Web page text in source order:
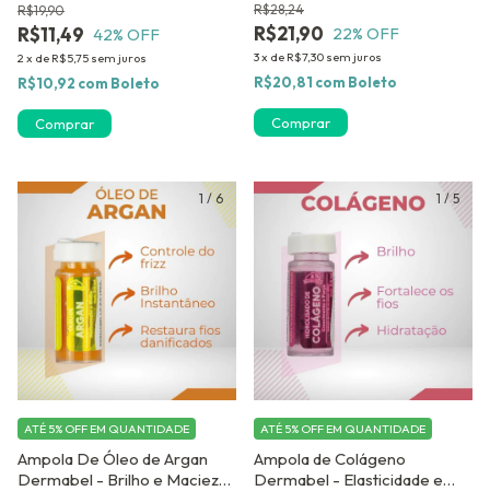
R$11,49
R$19,90
42% OFF
2 x de R$5,75 sem juros
R$10,92 com Boleto
ampolas
R$21,90
R$28,24
22% OFF
3x de R$7,30 sem juros
R$20,81 com Boleto
1 /6
Ampola De Óleo de Argan
Dermabel - Brilho e Maciez
ATÉ 5% OFF EM QUANTIDADE
1 /5
Ampola de Colágeno
Dermabel - Elasticidade e
ATÉ 5% OFF EM QUANTIDADE